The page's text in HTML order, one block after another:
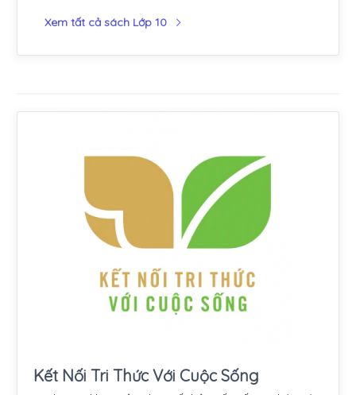
Xem tất cả sách Lớp 10
Kết Nối Tri Thức Với Cuộc Sống